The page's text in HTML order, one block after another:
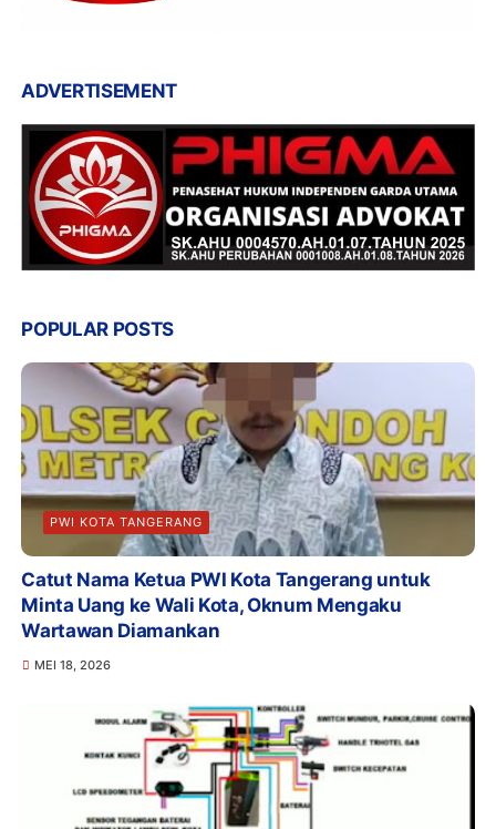
ADVERTISEMENT
POPULAR POSTS
PWI KOTA TANGERANG
Catut Nama Ketua PWI Kota Tangerang untuk
Minta Uang ke Wali Kota, Oknum Mengaku
Wartawan Diamankan
MEI 18, 2026